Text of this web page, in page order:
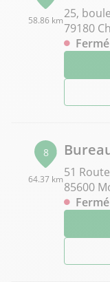
58.86 km25,
79180
8
64.37 km51
85600